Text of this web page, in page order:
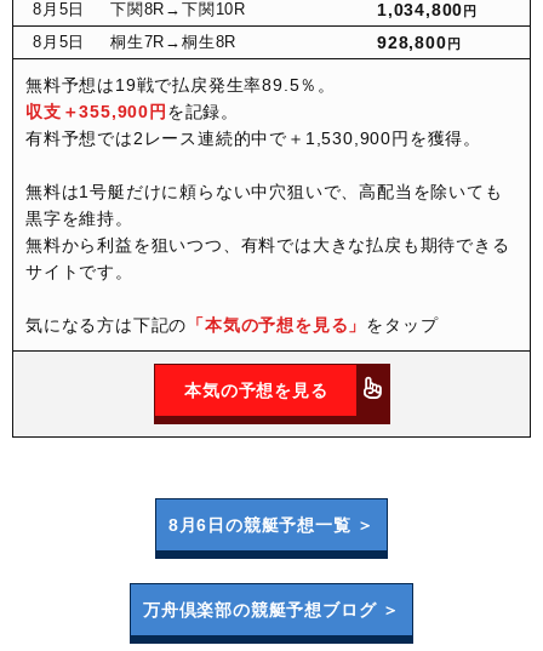
8月 5日 下関8R →下関10R 1,034,800 円
8月 5日 桐生7R →桐生8R 928,800 円
無料予想は19戦で払戻発生率89.5％。
収支＋355,900円 を記録。
有料予想では2レース連続的中で＋1,530,900円を獲得。
無料は1号艇だけに頼らない中穴狙いで、高配当を除いても
黒字を維持。
無料から利益を狙いつつ、有料では大きな払戻も期待できる
サイトです。
気になる方は下記の 「本気の予想を見る」 をタップ
本気の予想を見る
8月6日の競艇予想一覧 ＞
万舟倶楽部の競艇予想ブログ ＞